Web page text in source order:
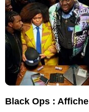
Black Ops : Affiche